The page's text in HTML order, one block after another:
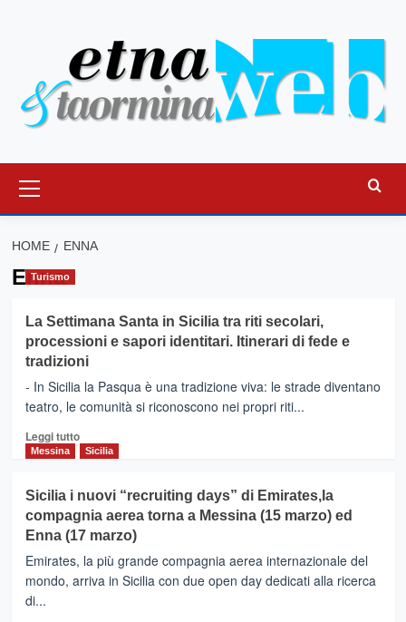
principale
HOME ENNA
Enna
Turismo
La Settimana Santa in Sicilia tra riti secolari,
processioni e sapori identitari. Itinerari di fede e
tradizioni
- In Sicilia la Pasqua è una tradizione viva: le strade diventano
teatro, le comunità si riconoscono nei propri riti...
Leggi tuttoLeggi
di
La
Settimana
Santa
in
Sicilia
tra
Messina Sicilia
Sicilia i nuovi “recruiting days” di Emirates,la
compagnia aerea torna a Messina (15 marzo) ed
Enna (17 marzo)
Emirates, la più grande compagnia aerea internazionale del
mondo, arriva in Sicilia con due open day dedicati alla ricerca
di...